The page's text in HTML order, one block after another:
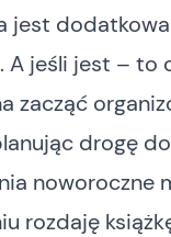
jest
A jeśli jest – to
zacząć
drogę
noworoczne
rozdaję